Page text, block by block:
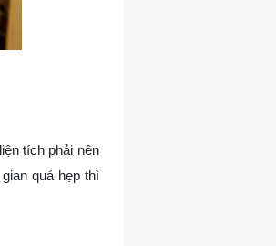
tích phải nên
quá hẹp thì